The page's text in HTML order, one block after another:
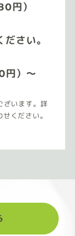
円）
さい。
円）～
ざいます。詳
ください。